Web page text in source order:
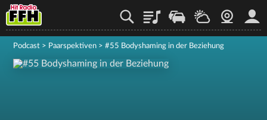
PlaylistStaupilotWetterWebcam
Podcast > Paarspektiven > #55 Bodyshaming in der Beziehung